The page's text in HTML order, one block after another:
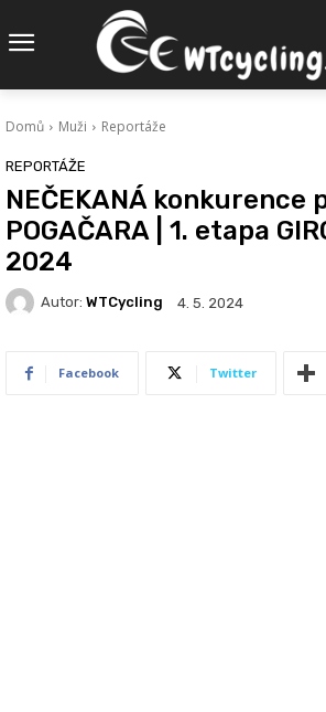
Domů Muži Reportáže
REPORTÁŽE
NEČEKANÁ konkurence
POGAČARA | 1. etapa
2024
Autor: WTCycling 4. 5. 2024
Facebook Twitter